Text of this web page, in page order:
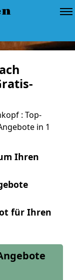
: Top-
in 1
Ihren
für Ihren